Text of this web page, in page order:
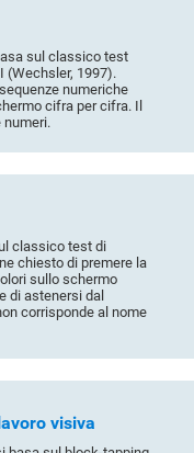
sul classico test
(Wechsler, 1997).
numeriche
cifra per cifra. Il
numeri.
classico test di
chiesto di premere la
sullo schermo
di astenersi dal
corrisponde al nome
visiva